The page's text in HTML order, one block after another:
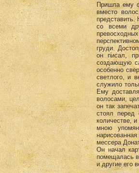
Пришла ему
вместо
представить.
со всеми
груди.
он писал,
создающую
особенно
светлого, и
служило
Ему
волосами,
он так
стоял перед
количестве,
мною
мессера
Он начал
помещалась в
и другие его